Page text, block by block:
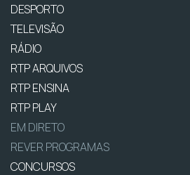
DESPORTO
TELEVISÃO
RÁDIO
RTP ARQUIVOS
RTP ENSINA
RTP PLAY
EM DIRETO
REVER PROGRAMAS
CONCURSOS